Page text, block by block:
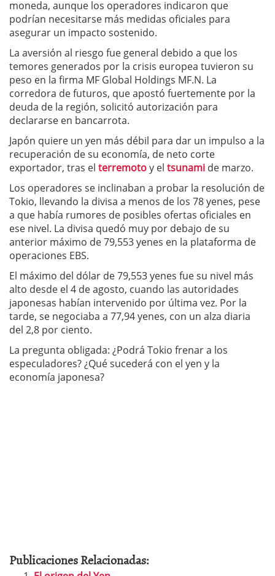
moneda, aunque los operadores indicaron que
podrían necesitarse más medidas oficiales para
asegurar un impacto sostenido.
La aversión al riesgo fue general debido a que los
temores generados por la crisis europea tuvieron su
peso en la firma MF Global Holdings MF.N. La
corredora de futuros, que apostó fuertemente por la
deuda de la región, solicitó autorización para
declararse en bancarrota.
Japón quiere un yen más débil para dar un impulso a la
recuperación de su economía, de neto corte
exportador, tras el terremotoy el tsunami de marzo.
Los operadores se inclinaban a probar la resolución de
Tokio, llevando la divisa a menos de los 78 yenes, pese
a que había rumores de posibles ofertas oficiales en
ese nivel. La divisa quedó muy por debajo de su
anterior máximo de 79,553 yenes en la plataforma de
operaciones EBS.
El máximo del dólar de 79,553 yenes fue su nivel más
alto desde el 4 de agosto, cuando las autoridades
japonesas habían intervenido por última vez. Por la
tarde, se negociaba a 77,94 yenes, con un alza diaria
del 2,8 por ciento.
La pregunta obligada: ¿Podrá Tokio frenar a los
especuladores? ¿Qué sucederá con el yen y la
economía japonesa?
Publicaciones Relacionadas: